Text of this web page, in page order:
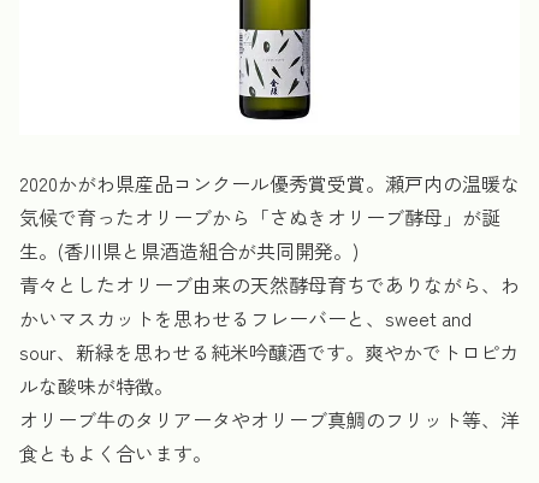
2020かがわ県産品コンクール優秀賞受賞。瀬戸内の温暖な
気候で育ったオリーブから「さぬきオリーブ酵母」が誕
生。(香川県と県酒造組合が共同開発。)
青々としたオリーブ由来の天然酵母育ちでありながら、わ
かいマスカットを思わせるフレーバーと、sweet and
sour、新緑を思わせる純米吟醸酒です。爽やかでトロピカ
ルな酸味が特徴。
オリーブ牛のタリアータやオリーブ真鯛のフリット等、洋
食ともよく合います。